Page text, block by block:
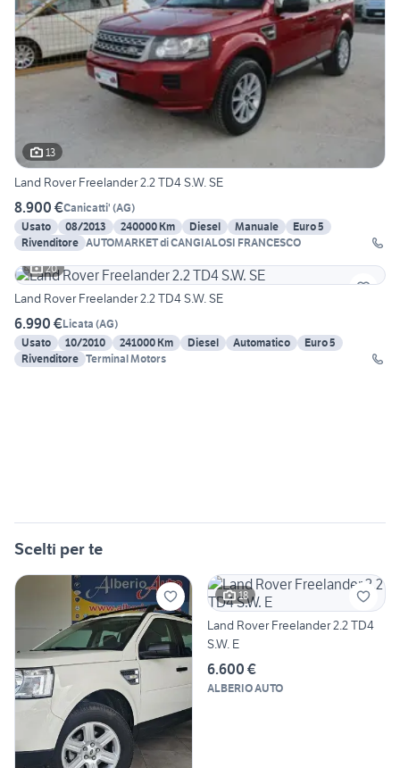
13
Land Rover Freelander 2.2 TD4 S.W. SE
8.900 €Canicatti' (AG)
Usato
08/2013 240000 Km Diesel Manuale
Euro 5
Rivenditore AUTOMARKET di CANGIALOSI FRANCESCO
20
Land Rover Freelander 2.2 TD4 S.W. SE
6.990 €Licata (AG)
Usato
10/2010 241000 Km Diesel Automatico
Euro 5
Rivenditore Terminal Motors
Scelti per te
18
Land Rover Freelander 2.2 TD4
S.W. E
6.600 €
ALBERIO AUTO